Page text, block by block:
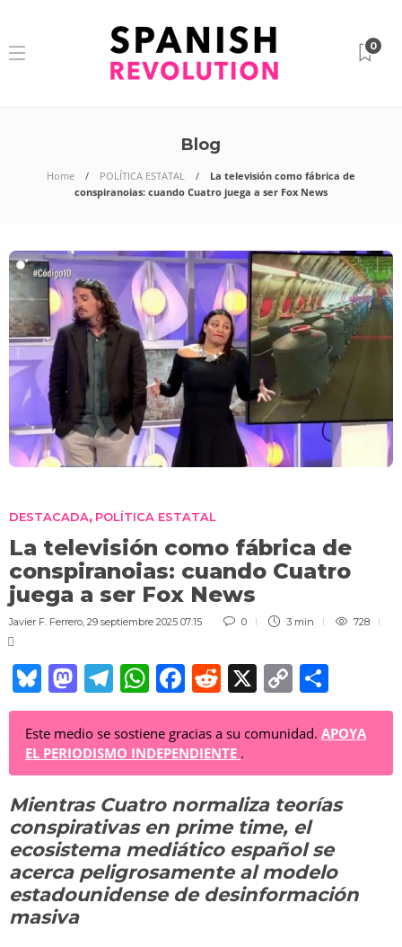
0
Blog
Home POLÍTICA ESTATAL
La televisión como fábrica de
conspiranoias: cuando Cuatro juega a ser Fox News
DESTACADA, POLÍTICA ESTATAL
La televisión como fábrica de
conspiranoias: cuando Cuatro
juega a ser Fox News
Javier F. Ferrero 29 septiembre 2025 07:15 0 3 min 728
Bl
u
e
sk
y
M
a
st
o
d
o
n
T
el
e
gr
a
m
W
h
at
s
A
p
p
F
a
c
e
b
o
o
k
R
e
d
di
t
X C
o
p
Li
n
k
o
m
ar
tir
Este medio se sostiene gracias a su comunidad. APOYA
EL PERIODISMO INDEPENDIENTE .
Mientras Cuatro normaliza teorías
conspirativas en prime time, el
ecosistema mediático español se
acerca peligrosamente al modelo
estadounidense de desinformación
masiva